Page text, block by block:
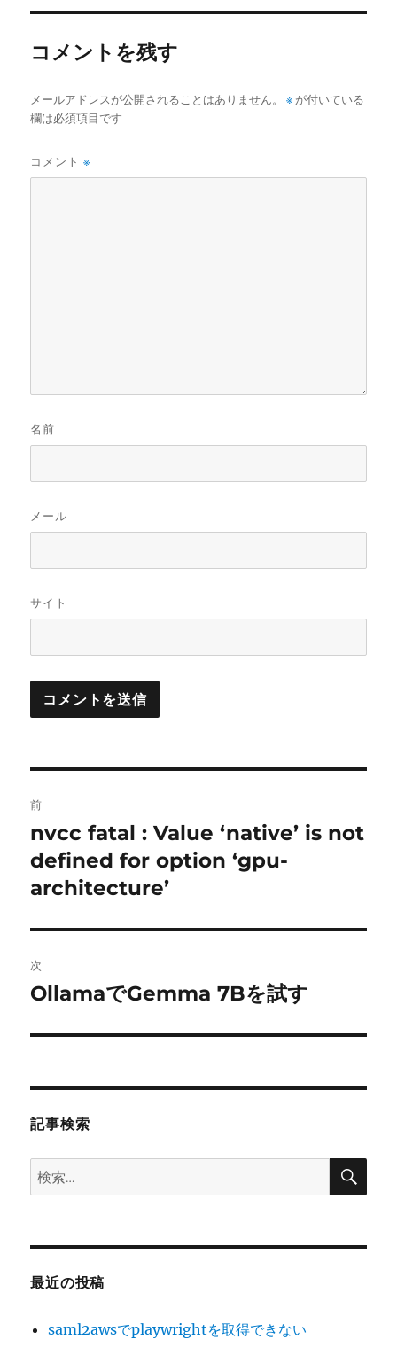
コメントを残す
メールアドレスが公開されることはありません。 ※が付いている
欄は必須項目です
コメント※
名前
メール
サイト
稿
ナ
ビ
ゲ
ー
ン
前
前
の
投
nvcc fatal : Value ‘native’ is not
defined for option ‘gpu-
architecture’
次
次
投
OllamaでGemma 7Bを試す
記事検索
検
索:
検
最近の投稿
saml2awsでplaywrightを取得できない